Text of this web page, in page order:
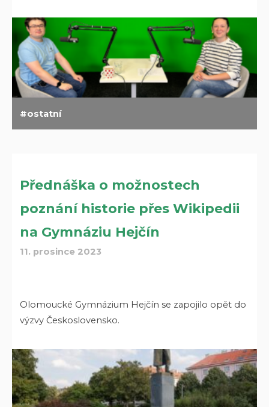
ostatní
Přednáška o možnostech
poznání historie přes Wikipedii
na Gymnáziu Hejčín
11. prosince 2023
Olomoucké Gymnázium Hejčín se zapojilo opět do
výzvy Československo.